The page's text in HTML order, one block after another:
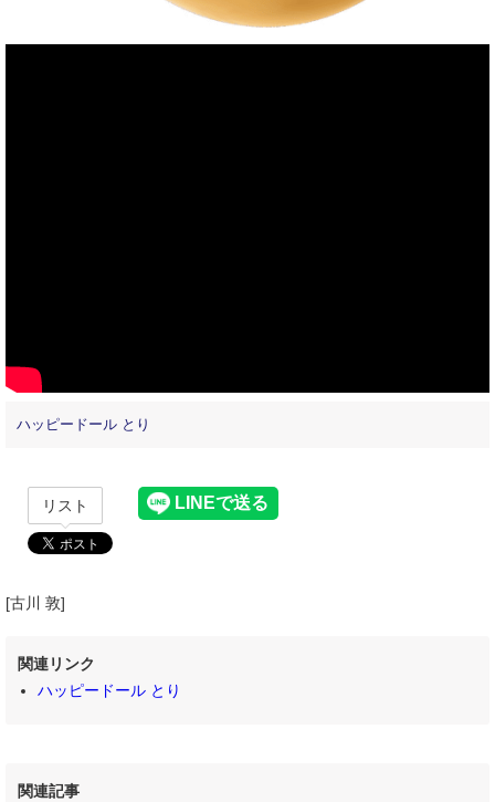
ハッピードール とり
リスト
[古川 敦]
関連リンク
ハッピードール とり
関連記事